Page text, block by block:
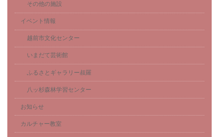
その他の施設
イベント情報
越前市文化センター
いまだて芸術館
ふるさとギャラリー叔羅
八ッ杉森林学習センター
お知らせ
カルチャー教室